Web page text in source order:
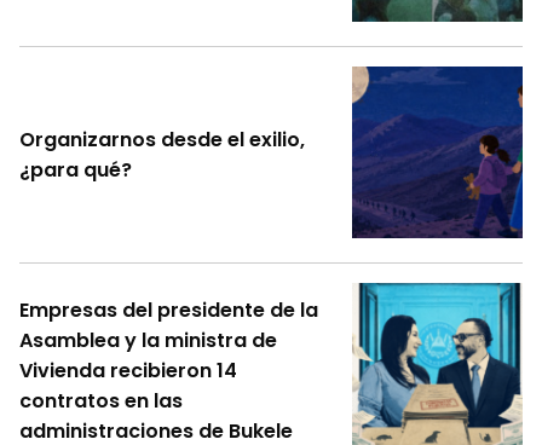
Organizarnos desde el exilio,
¿para qué?
Empresas del presidente de la
Asamblea y la ministra de
Vivienda recibieron 14
contratos en las
administraciones de Bukele